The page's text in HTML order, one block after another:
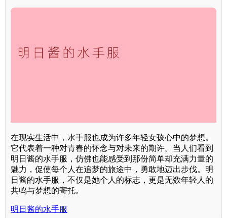
在现实生活中，水手服也成为许多年轻女孩心中的梦想。
它代表着一种对青春的怀念与对未来的期许。当人们看到
明日酱的水手服，仿佛也能感受到那份简单却充满力量的
魅力，促使每个人在追梦的旅途中，勇敢地迈出步伐。明
日酱的水手服，不仅是她个人的标志，更是无数年轻人的
共鸣与梦想的寄托。
明日酱的水手服